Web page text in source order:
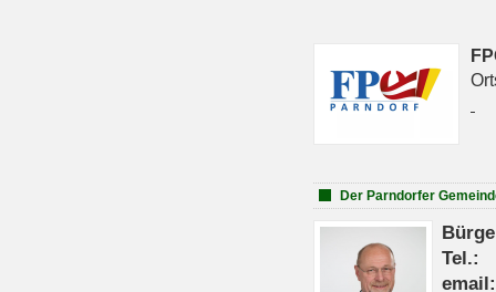
Der Parndorfer